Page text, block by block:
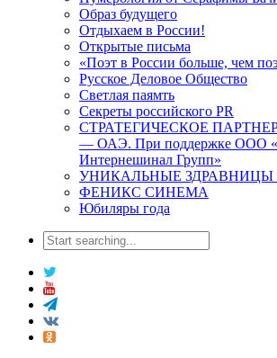
Образ будущего
Отдыхаем в России!
Открытые письма
«Поэт в России больше, чем
Русское Деловое Общество
Светлая паямть
Секреты российского PR
СТРАТЕГИЧЕСКОЕ
— ОАЭ. При поддержке ООО
Интернешинал Групп»
УНИКАЛЬНЫЕ ЗДРАВНИЦЫ
ФЕНИКС СИНЕМА
Юбиляры года